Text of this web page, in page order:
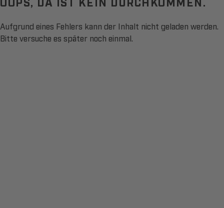
Aufgrund eines Fehlers kann der Inhalt nicht geladen werden.
Bitte versuche es später noch einmal.